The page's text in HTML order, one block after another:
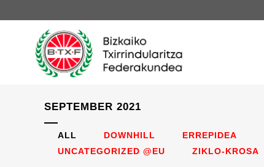
SEPTEMBER 2021
ALL DOWNHILL ERREPIDEA
UNCATEGORIZED @EU
ZIKLO-KROSA